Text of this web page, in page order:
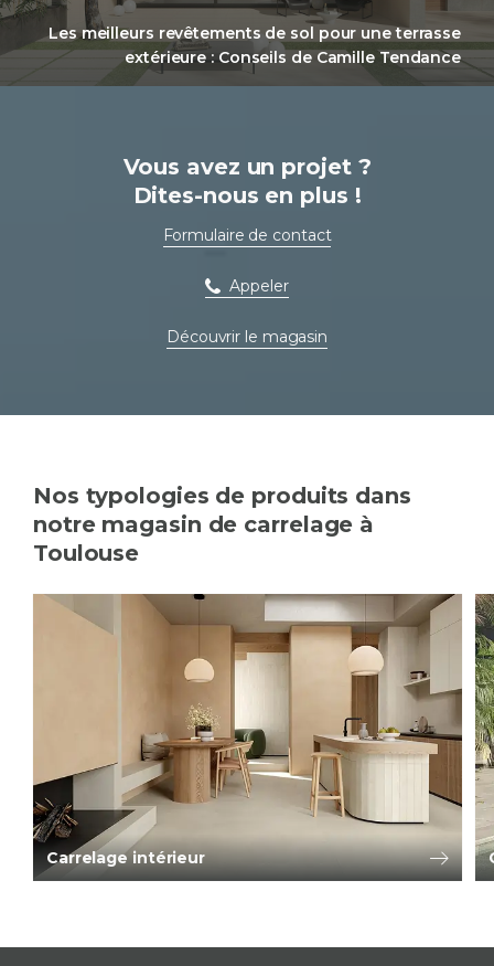
Les meilleurs revêtements de sol pour une terrasse
extérieure : Conseils de Camille Tendance
Vous avez un projet ?
Dites-nous en plus !
Formulaire de contact
Appeler
Découvrir le magasin
Nos typologies de produits dans
notre magasin de carrelage à
Toulouse
Carrelage intérieur